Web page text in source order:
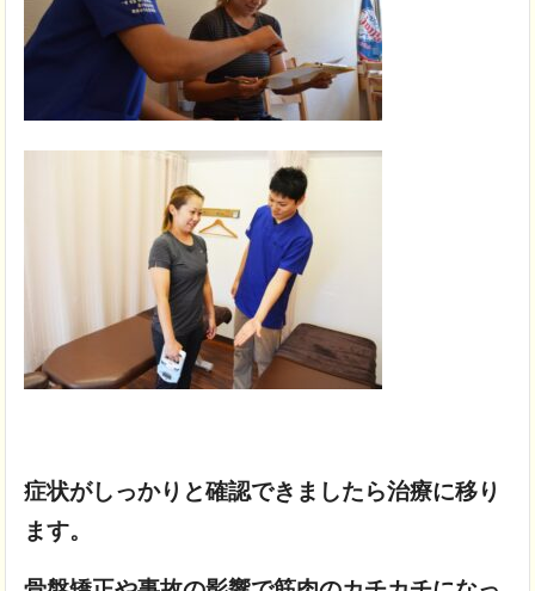
症状がしっかりと確認できましたら治療に移り
ます。